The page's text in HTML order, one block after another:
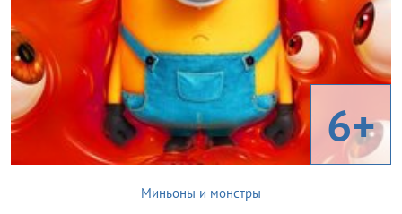
6+
Миньоны и монстры